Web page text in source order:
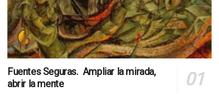
Fuentes Seguras. Ampliar la mirada,
abrir la mente